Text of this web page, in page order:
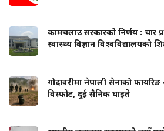
कामचलाउ सरकारको निर्णय : चार
स्वास्थ्य विज्ञान विश्वविद्यालयको
गोदावरीमा नेपाली सेनाको फायरिङ
विस्फोट, दुई सैनिक घाइते